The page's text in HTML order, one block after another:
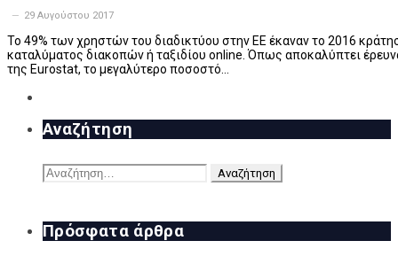
29 Αυγούστου 2017
To 49% των χρηστών του διαδικτύου στην ΕΕ έκαναν το 2016
καταλύματος διακοπών ή ταξιδίου online. Όπως αποκαλύπτει
της Eurostat, το μεγαλύτερο ποσοστό…
Αναζήτηση
Αναζήτηση
για:
Πρόσφατα άρθρα